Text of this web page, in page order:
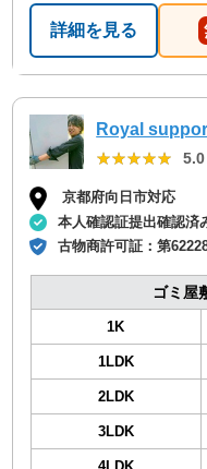
詳細を見る
Royal
★★★★★
★★★★★ 5.0
京都府向日市対応
本人確認証提出確認済
古物商許可証：第
ゴミ屋
1K
1LDK
2LDK
3LDK
4LDK